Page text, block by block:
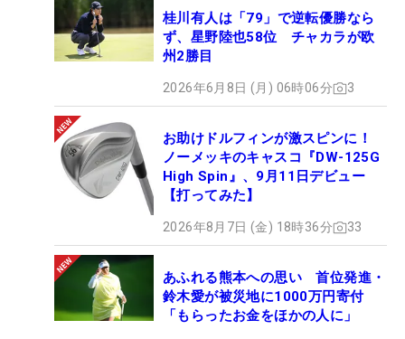
桂川有人は「79」で逆転優勝なら
ず、星野陸也58位 チャカラが欧
州2勝目
2026年6月8日 (月) 06時06分 3
お助けドルフィンが激スピンに！
ノーメッキのキャスコ『DW-125G
High Spin』、9月11日デビュー
【打ってみた】
2026年8月7日 (金) 18時36分 33
あふれる熊本への思い 首位発進・
鈴木愛が被災地に1000万円寄付
「もらったお金をほかの人に」